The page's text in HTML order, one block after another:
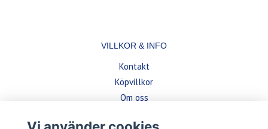
VILLKOR & INFO
Kontakt
Köpvillkor
Om oss